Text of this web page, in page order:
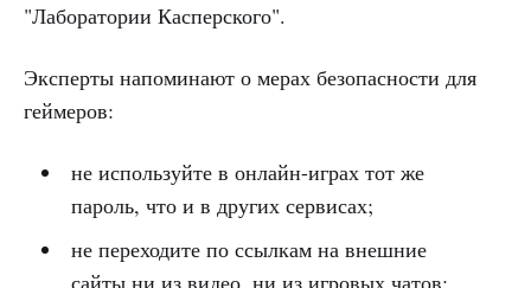
"Лаборатории Касперского".
Эксперты напоминают о мерах безопасности для
геймеров:
не используйте в онлайн-играх тот же
пароль, что и в других сервисах;
не переходите по ссылкам на внешние